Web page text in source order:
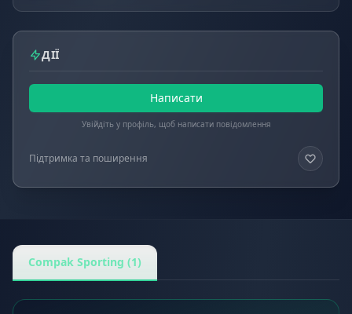
ДІЇ
Написати
Увійдіть у профіль, щоб написати повідомлення
Підтримка та поширення
Compak Sporting (1)